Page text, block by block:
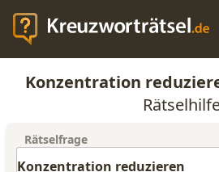
Konzentration
Rätselfrage